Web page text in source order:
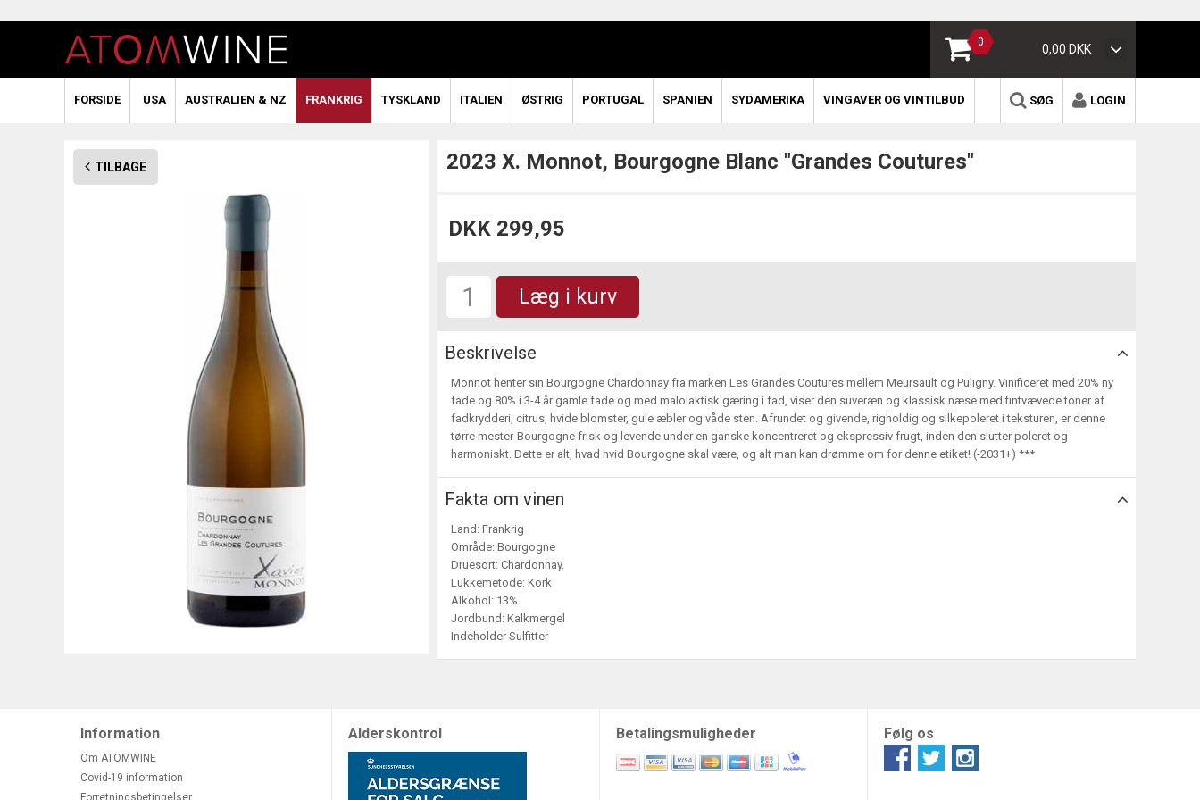
0 0,00 DKK
FORSIDE USA AUSTRALIEN & NZ FRANKRIG TYSKLAND ITALIEN ØSTRIG PORTUGAL SPANIEN SYDAMERIKA VINGAVER OG VINTILBUD LOGIN
SØG
TILBAGE 2023 X. Monnot, Bourgogne Blanc "Grandes Coutures"
DKK 299,95
Læg i kurv
Beskrivelse
Monnot henter sin Bourgogne Chardonnay fra marken Les Grandes Coutures mellem Meursault og Puligny. Vinificeret med 20% ny
fade og 80% i 3-4 år gamle fade og med malolaktisk gæring i fad, viser den suveræn og klassisk næse med fintvævede toner af
fadkrydderi, citrus, hvide blomster, gule æbler og våde sten. Afrundet og givende, righoldig og silkepoleret i teksturen, er denne
tørre mester-Bourgogne frisk og levende under en ganske koncentreret og ekspressiv frugt, inden den slutter poleret og
harmoniskt. Dette er alt, hvad hvid Bourgogne skal være, og alt man kan drømme om for denne etiket! (-2031+) ***
Fakta om vinen
Land: Frankrig
Område: Bourgogne
Druesort: Chardonnay.
Lukkemetode: Kork
Alkohol: 13%
Jordbund: Kalkmergel
Indeholder Sulfitter
Information
Om ATOMWINE
Covid-19 information
Forretningsbetingelser
Alderskontrol Betalingsmuligheder Følg os